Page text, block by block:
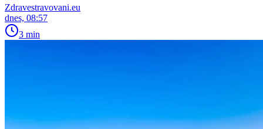
Zdravestravovani.eu
dnes, 08:57
3 min